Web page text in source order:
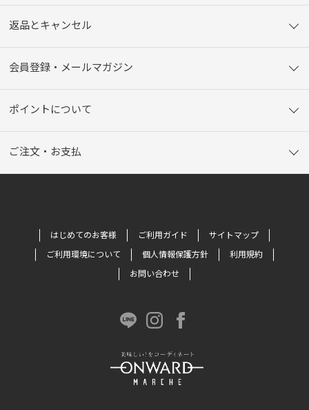
返品とキャンセル
会員登録・メールマガジン
ポイントについて
ご注文・お支払
はじめてのお客様 ご利用ガイド
サイトマップ
ご利用環境について
個人情報保護方針
利用規約
お問い合わせ